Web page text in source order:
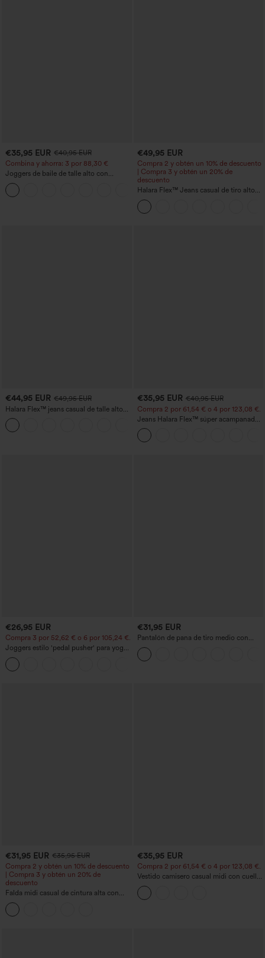
€35,95 EUR €40,95 EUR
Combina y ahorra: 3 por 88,30 €
Joggers de baile de talle alto con
cordón, fruncidos, corte cónico, secado
rápido, tacto fresco y bolsillos - UPF40+
€49,95 EUR
Compra 2 y obtén un 10% de descuento
| Compra 3 y obtén un 20% de
descuento
Halara Flex™ Jeans casual de tiro alto
con control abdominal, pernera ancha y
bolsillos
€44,95 EUR €49,95 EUR
Halara Flex™ jeans casual de talle alto
con bolsillos, pierna recta y lavados
€35,95 EUR €40,95 EUR
Compra 2 por 61,54 € o 4 por 123,08 €.
Jeans Halara Flex™ súper acampanado
elástico lavado bolsillo cruzado tiro alto
€26,95 EUR
Compra 3 por 52,62 € o 6 por 105,24 €.
Joggers estilo 'pedal pusher' para yoga
de talle alto, fruncidos y jaspeados, con
bolsillos
€31,95 EUR
Pantalón de pana de tiro medio con
cremallera
€31,95 EUR €35,95 EUR
Compra 2 y obtén un 10% de descuento
| Compra 3 y obtén un 20% de
descuento
Falda midi casual de cintura alta con
control abdominal, fruncida, bajo curvo,
2 en 1 en forro polar y PU
€35,95 EUR
Compra 2 por 61,54 € o 4 por 123,08 €.
Vestido camisero casual midi con cuello,
mangas casquillo, cinturón, dobladillo
curvo con abertura y bolsillos